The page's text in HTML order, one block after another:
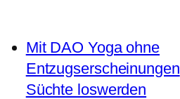
Mit DAO Yoga ohne
Entzugserscheinungen
Süchte loswerden